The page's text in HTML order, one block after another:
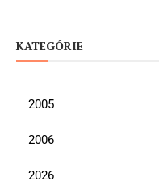
KATEGÓRIE
2005
2006
2026